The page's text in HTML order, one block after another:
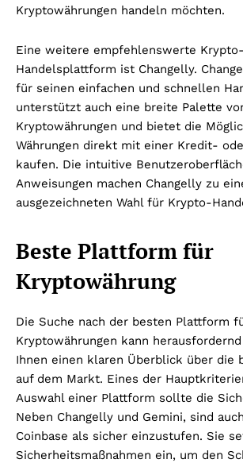
Kryptowährungen handeln möchten.
Eine weitere empfehlenswerte Krypto-
Handelsplattform ist Changelly.
für seinen einfachen und schnellen
unterstützt auch eine breite Palette
Kryptowährungen und bietet die
Währungen direkt mit einer Kredit-
kaufen. Die intuitive
Anweisungen machen Changelly zu
ausgezeichneten Wahl für Krypto-
Beste Plattform für
Kryptowährung
Die Suche nach der besten Plattform
Kryptowährungen kann
Ihnen einen klaren Überblick über die
auf dem Markt. Eines der
Auswahl einer Plattform sollte die
Neben Changelly und Gemini, sind
Coinbase als sicher einzustufen. Sie
Sicherheitsmaßnahmen ein, um den